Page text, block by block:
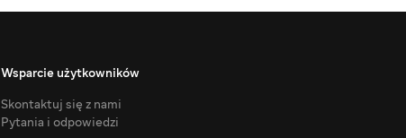
Wsparcie użytkowników
Skontaktuj się z nami
Pytania i odpowiedzi